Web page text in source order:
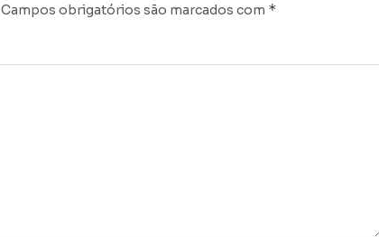
Campos obrigatórios são marcados com *